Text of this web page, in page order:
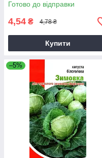
Готово до відправки
4,54 ₴ 4,78 ₴
Купити
–5%